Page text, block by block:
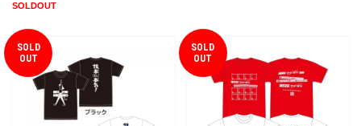
SOLDOUT
SOLD
OUT
SOLD
OUT